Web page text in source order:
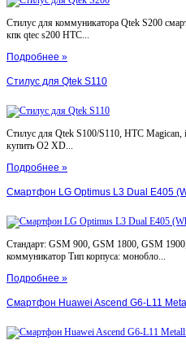
Стилус для коммуникатора Qtek S200
кпк qtec s200 HTC...
Подробнее »
Стилус для Qtek S110
Стилус для Qtek S100/S110, HTC Magican,
купить O2 XD...
Подробнее »
Смартфон LG Optimus L3 Dual E405
Стандарт: GSM 900, GSM 1800, GSM
коммуникатор Тип корпуса: монобло...
Подробнее »
Смартфон Huawei Ascend G6-L11